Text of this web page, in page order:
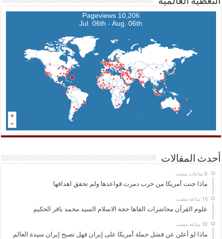
10,206 Pageviews
Jul. 06th - Aug. 06th
أحدث المقالات
ماذا جنت أمريكا من حرب دمرت قواعدها ولم تحقق اهدافها
‏16 ساعة مضت
علوم القرآن محاضرات القاها حجة الاسلام السيد محمد باقر الحكيم
ماذا لو أعلن عن فشل حملة أمريكا على إيران فهل تصبح إيران سيدة العالم